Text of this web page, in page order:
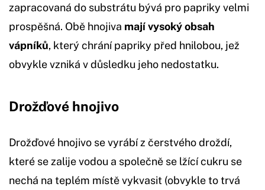
zapracovaná do substrátu bývá pro papriky velmi
prospěšná. Obě hnojiva mají vysoký obsah
vápníků, který chrání papriky před hnilobou, jež
obvykle vzniká v důsledku jeho nedostatku.
Drožďové hnojivo
Drožďové hnojivo se vyrábí z čerstvého droždí,
které se zalije vodou a společně se lžící cukru se
nechá na teplém místě vykvasit (obvykle to trvá